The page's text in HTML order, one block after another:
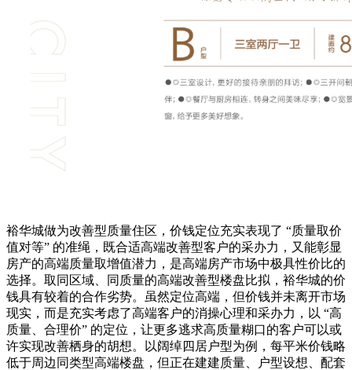
裕华城做为改善型质量住区，价钱定位充实表现了 “质量取价
值对等” 的准绳，既合适高端改善型客户的采办力，又能彰显
房产的高端质量取增值潜力，是高端房产市场中极具性价比的
选择。取同区域、同质量的高端改善型楼盘比拟，裕华城的价
钱具有较着的合作劣势。虽然定位高端，但价钱并未离开市场
现实，而是充实考虑了高端客户的消操心理和采办力，以 “高
质量、合理价” 的定位，让更多逃求高质量糊口的客户可以或
许实现改善栖身的胡想。以阔绰四居户型为例，每平米价钱略
低于周边同类型高端楼盘，但正在建建质量、户型设想、配套